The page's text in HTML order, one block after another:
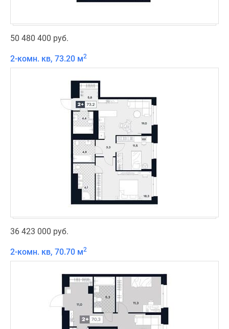
50 480 400 руб.
2-комн. кв, 73.20 м2
36 423 000 руб.
2-комн. кв, 70.70 м2